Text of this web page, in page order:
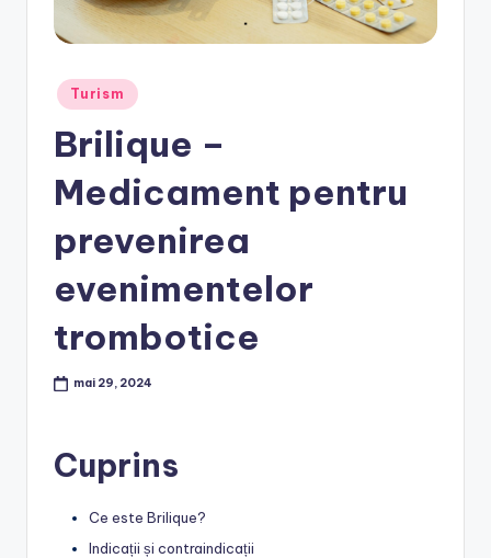
Posted
in
Turism
Brilique –
Medicament pentru
prevenirea
evenimentelor
trombotice
mai 29, 2024
Cuprins
Ce este Brilique?
Indicații și contraindicații